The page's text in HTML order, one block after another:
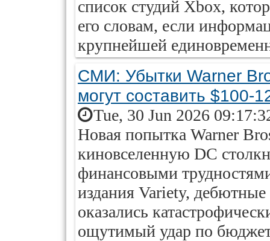
список студий Xbox,
его словам, если
крупнейшей
СМИ: Убытки Warner
могут составить $100-
Tue, 30 Jun 2026
Новая попытка Warner
киновселенную DC
финансовыми
издания Variety,
оказались
ощутимый удар по